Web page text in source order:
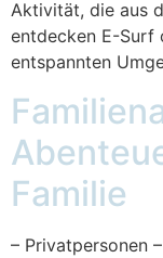
Aktivität, die aus
entdecken E-Surf
entspannten
Familie
– Privatpersonen